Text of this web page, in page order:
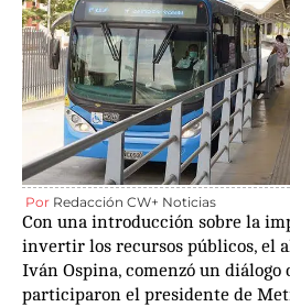
Por Redacción CW+ Noticias
Con una introducción sobre la
invertir los recursos públicos, el
Iván Ospina, comenzó un diálogo
participaron el presidente de